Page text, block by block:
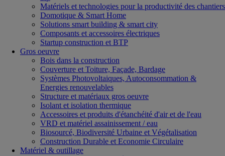
Matériels et technologies pour la productivité des chantiers
Domotique & Smart Home
Solutions smart building & smart city
Composants et accessoires électriques
Startup construction et BTP
Gros oeuvre
Bois dans la construction
Couverture et Toiture, Façade, Bardage
Systèmes Photovoltaiques, Autoconsommation &
Energies renouvelables
Structure et matériaux gros oeuvre
Isolant et isolation thermique
Accessoires et produits d'étanchéité d'air et de l'eau
VRD et matériel assainissement / eau
Biosourcé, Biodiversité Urbaine et Végétalisation
Construction Durable et Economie Circulaire
Matériel & outillage